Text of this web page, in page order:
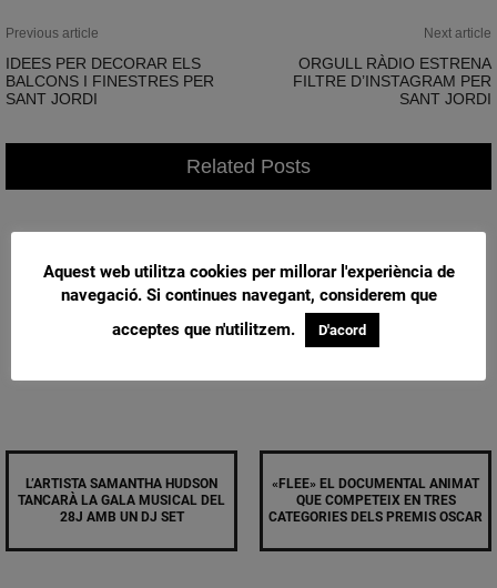
Previous article
IDEES PER DECORAR ELS
BALCONS I FINESTRES PER
SANT JORDI
Next article
ORGULL RÀDIO ESTRENA
FILTRE D’INSTAGRAM PER
SANT JORDI
Related Posts
L’ARTISTA SAMANTHA HUDSON
TANCARÀ LA GALA MUSICAL DEL
28J AMB UN DJ SET
«FLEE» EL DOCUMENTAL ANIMAT
QUE COMPETEIX EN TRES
CATEGORIES DELS PREMIS OSCAR
Aquest web utilitza cookies per millorar l'experiència de
navegació. Si continues navegant, considerem que
acceptes que n'utilitzem.
D'acord